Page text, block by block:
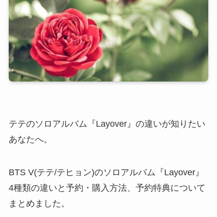
テテのソロアルバム『Layover』の違いが知りたい
あなたへ。
BTS V(テテ/テヒョン)のソロアルバム『Layover』
4種類の違いと予約・購入方法、予約特典について
まとめました。